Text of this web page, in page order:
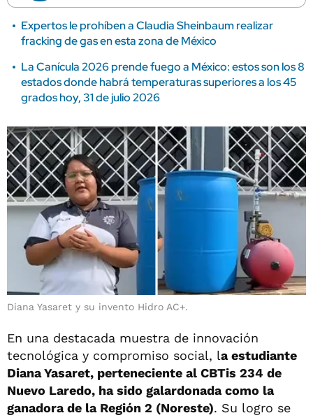
Expertos le prohíben a Claudia Sheinbaum realizar
fracking de gas en esta zona de México
La Canícula 2026 prende fuego a México: estos son los 8
estados donde habrá temperaturas superiores a los 45
grados hoy, 31 de julio 2026
Diana Yasaret y su invento Hidro AC+.
En una destacada muestra de innovación
tecnológica y compromiso social, la estudiante
Diana Yasaret, perteneciente al CBTis 234 de
Nuevo Laredo, ha sido galardonada como la
ganadora de la Región 2 (Noreste). Su logro se